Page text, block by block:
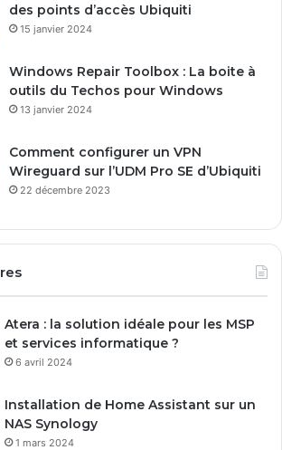
des points d’accès Ubiquiti
15 janvier 2024
Windows Repair Toolbox : La boite à
outils du Techos pour Windows
13 janvier 2024
Comment configurer un VPN
Wireguard sur l’UDM Pro SE d’Ubiquiti
22 décembre 2023
Atera : la solution idéale pour les MSP
et services informatique ?
6 avril 2024
Installation de Home Assistant sur un
NAS Synology
1 mars 2024